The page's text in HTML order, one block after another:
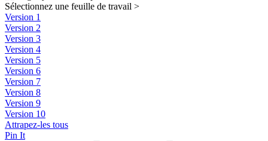
Sélectionnez une feuille de travail >
Version 1
Version 2
Version 3
Version 4
Version 5
Version 6
Version 7
Version 8
Version 9
Version 10
Attrapez-les tous
Pin It